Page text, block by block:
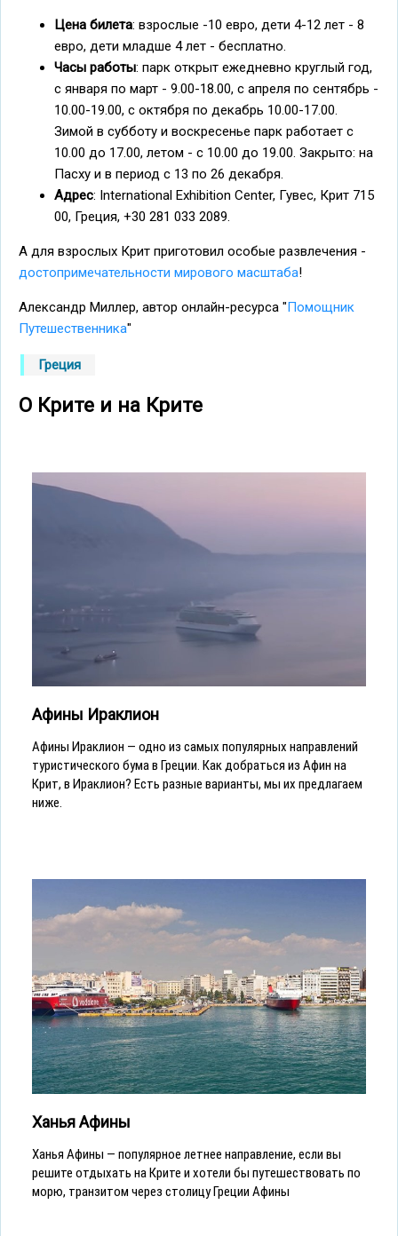
Цена билета: взрослые -10 евро, дети 4-12 лет - 8
евро, дети младше 4 лет - бесплатно.
Часы работы: парк открыт ежедневно круглый год,
с января по март - 9.00-18.00, с апреля по сентябрь -
10.00-19.00, с октября по декабрь 10.00-17.00.
Зимой в субботу и воскресенье парк работает с
10.00 до 17.00, летом - с 10.00 до 19.00. Закрыто: на
Пасху и в период с 13 по 26 декабря.
Адрес: International Exhibition Center, Гувес, Крит 715
00, Греция, +30 281 033 2089.
А для взрослых Крит приготовил особые развлечения -
достопримечательности мирового масштаба!
Александр Миллер, автор онлайн-ресурса " Помощник
Путешественника"
Греция
О Крите и на Крите
Афины Ираклион
Афины Ираклион — одно из самых популярных направлений
туристического бума в Греции. Как добраться из Афин на
Крит, в Ираклион? Есть разные варианты, мы их предлагаем
ниже.
Ханья Афины
Ханья Афины — популярное летнее направление, если вы
решите отдыхать на Крите и хотели бы путешествовать по
морю, транзитом через столицу Греции Афины